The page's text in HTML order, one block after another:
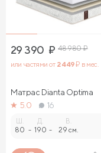
29 390 ₽ 48 980₽
или частями от 2 449₽ в мес.
Матрас Dianta Optima
5.0
16
80 -
Д.
190 -
В.
29 см.